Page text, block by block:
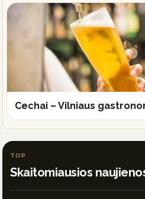
Cechai – Vilniaus
TOP
Skaitomiausios